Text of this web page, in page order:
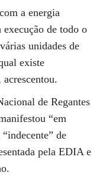
a energia
de todo o
unidades de
existe
de Regantes
“em
de
pela EDIA e